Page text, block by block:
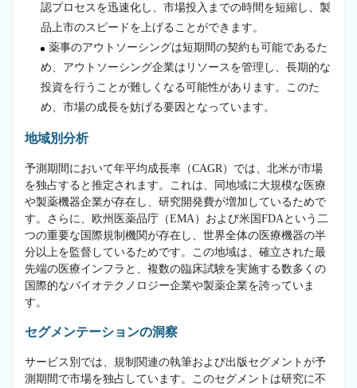
認プロセスを迅速化し、市場投入までの時間を短縮し、製
品上市のスピードを上げることができます。
薬事のアウトソーシングは短期間の契約も可能であるた
め、アウトソーシング企業はリソースを管理し、長期的な
投資を行うことが難しくなる可能性があります。このた
め、市場の成長を妨げる要因となっています。
地域別分析
予測期間において年平均成長率（CAGR）では、北米が市場
を独占すると推定されます。これは、同地域に大規模な医療
や製薬機器企業が存在し、研究開発費が増加しているためで
す。さらに、欧州医薬品庁（EMA）および米国FDAという二
つの重要な国際規制機関が存在し、世界全体の医療機器の半
分以上を監督しているためです。この地域は、確立された最
先端の医療インフラと、複数の臨床試験を実施する数多くの
国際的なバイオテクノロジー企業や製薬企業を誇っていま
す。
セグメンテーションの洞察
サービス別では、規制関連の執筆および出版セグメントが予
測期間で市場を独占しています。このセグメントは研究に不